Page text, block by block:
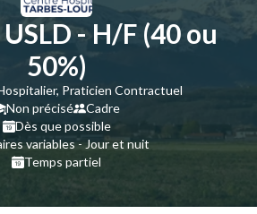
- H/F (40 ou
50%)
Praticien Contractuel
Non précisé
Cadre
Dès que possible
variables - Jour et nuit
Temps partiel